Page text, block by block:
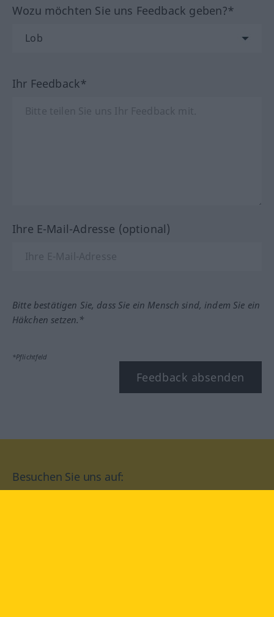
Wozu möchten Sie uns Feedback geben?*
Ihr Feedback*
Ihre E-Mail-Adresse (optional)
Bitte bestätigen Sie, dass Sie ein Mensch sind, indem Sie ein
Häkchen setzen.*
*Pflichtfeld
Feedback absenden
Besuchen Sie uns auf: